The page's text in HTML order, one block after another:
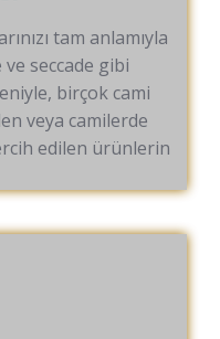
tam anlamıyla
seccade gibi
birçok cami
veya camilerde
edilen ürünlerin